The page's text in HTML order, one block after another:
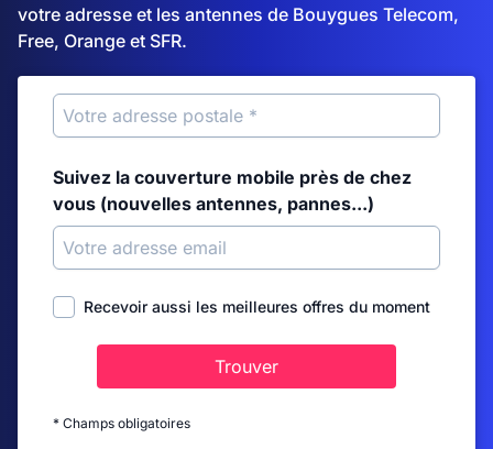
votre adresse et les antennes de Bouygues Telecom,
Free, Orange et SFR.
Suivez la couverture mobile près de chez
vous (nouvelles antennes, pannes...)
Recevoir aussi les meilleures offres du moment
Trouver
* Champs obligatoires